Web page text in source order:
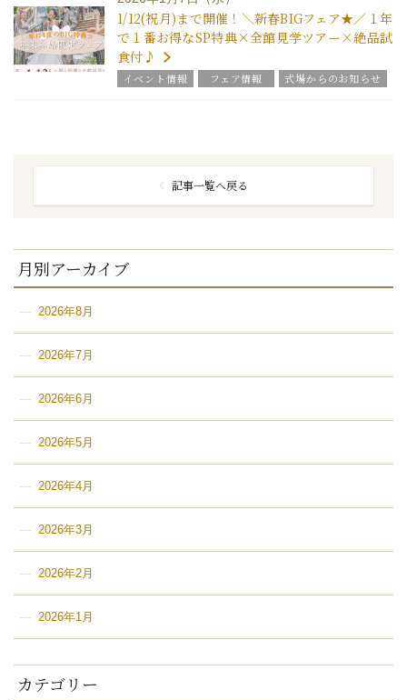
1/12(祝月)まで開催！＼新春BIGフェア★／１年
で１番お得なSP特典×全館見学ツアー×絶品試
食付♪
イベント情報 フェア情報
式場からのお知らせ
記事一覧へ戻る
月別アーカイブ
2026年8月
2026年7月
2026年6月
2026年5月
2026年4月
2026年3月
2026年2月
2026年1月
カテゴリー